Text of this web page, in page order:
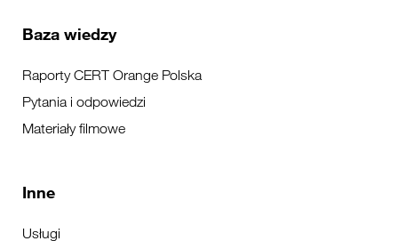
Baza wiedzy
Raporty CERT Orange Polska
Pytania i odpowiedzi
Materiały filmowe
Inne
Usługi